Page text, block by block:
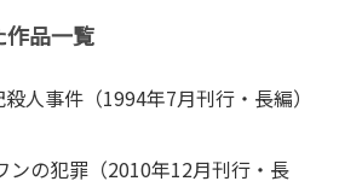
作品一覧
人事件（1994年7月刊行・長編）
ンの犯罪（2010年12月刊行・長